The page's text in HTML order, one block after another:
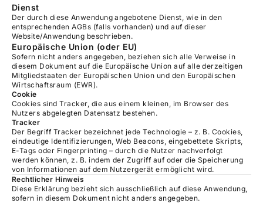
Dienst
Der durch diese Anwendung angebotene Dienst, wie in den
entsprechenden AGBs (falls vorhanden) und auf dieser
Website/Anwendung beschrieben.
Europäische Union (oder EU)
Sofern nicht anders angegeben, beziehen sich alle Verweise in
diesem Dokument auf die Europäische Union auf alle derzeitigen
Mitgliedstaaten der Europäischen Union und den Europäischen
Wirtschaftsraum (EWR).
Cookie
Cookies sind Tracker, die aus einem kleinen, im Browser des
Nutzers abgelegten Datensatz bestehen.
Tracker
Der Begriff Tracker bezeichnet jede Technologie – z. B. Cookies,
eindeutige Identifizierungen, Web Beacons, eingebettete Skripts,
E-Tags oder Fingerprinting – durch die Nutzer nachverfolgt
werden können, z. B. indem der Zugriff auf oder die Speicherung
von Informationen auf dem Nutzergerät ermöglicht wird.
Rechtlicher Hinweis
Diese Erklärung bezieht sich ausschließlich auf diese Anwendung,
sofern in diesem Dokument nicht anders angegeben.